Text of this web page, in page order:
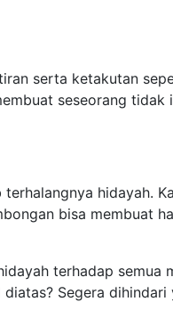
serta ketakutan
seseorang tidak
hidayah.
bisa membuat
terhadap semua
Segera dihindari